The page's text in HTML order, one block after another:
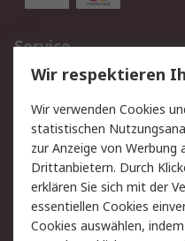
Service
Value Added Services
Rücksendungen
Hilfe
Rechtliches
AGB
Cookie-Richtlinie
Wir respektieren
Wir verwenden Cookies
statistischen
zur Anzeige von Werbung
Drittanbietern. Durch
erklären Sie sich mit der
essentiellen Cookies
Cookies auswählen,